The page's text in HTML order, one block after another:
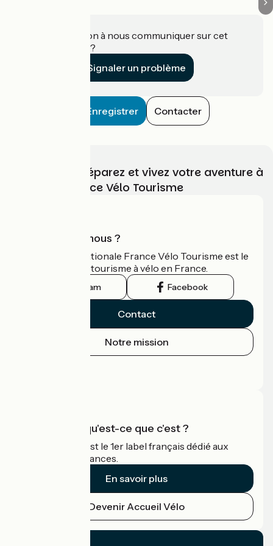
Une information à nous communiquer sur cet
établissement ?
Signaler un problème
Enregistrer Contacter
Choisissez, préparez et vivez votre aventure à
vélo avec France Vélo Tourisme
Qui sommes-nous ?
L'association nationale France Vélo Tourisme est le
guide officiel du tourisme à vélo en France.
Instagram Facebook
Contact
Notre mission
Accueil Vélo qu'est-ce que c'est ?
Accueil Vélo c'est le 1er label français dédié aux
cyclistes en vacances.
En savoir plus
Devenir Accueil Vélo